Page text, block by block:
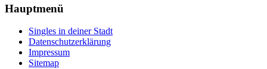
Hauptmenü
Singles in deiner Stadt
Datenschutzerklärung
Impressum
Sitemap